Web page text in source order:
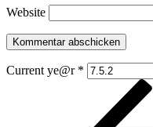
Website
Current ye@r *
Beitragsnavigation